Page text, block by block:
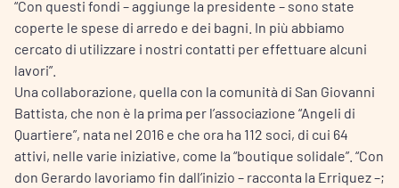
“Con questi fondi – aggiunge la presidente – sono state
coperte le spese di arredo e dei bagni. In più abbiamo
cercato di utilizzare i nostri contatti per effettuare alcuni
lavori”.
Una collaborazione, quella con la comunità di San Giovanni
Battista, che non è la prima per l’associazione “Angeli di
Quartiere”, nata nel 2016 e che ora ha 112 soci, di cui 64
attivi, nelle varie iniziative, come la “boutique solidale”. “Con
don Gerardo lavoriamo fin dall’inizio – racconta la Erriquez –;